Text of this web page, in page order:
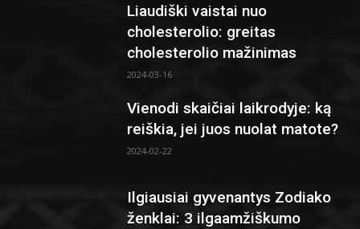
Liaudiški vaistai nuo
cholesterolio: greitas
cholesterolio mažinimas
2024-03-16
Vienodi skaičiai laikrodyje: ką
reiškia, jei juos nuolat matote?
2024-02-22
Ilgiausiai gyvenantys Zodiako
ženklai: 3 ilgaamžiškumo